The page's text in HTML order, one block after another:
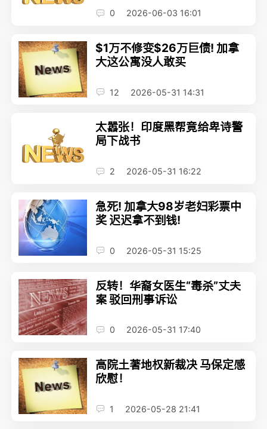
0 2026-06-03 16:01
$1万不修变$26万巨债! 加拿
大这公寓没人敢买
12 2026-05-31 14:31
太嚣张！印度黑帮竟给卑诗警
局下战书
2 2026-05-31 16:22
急死! 加拿大98岁老妇彩票中
奖 迟迟拿不到钱!
0 2026-05-31 15:25
反转！华裔女医生“毒杀”丈夫
案 驳回刑事诉讼
0 2026-05-31 17:40
高院土著地权新裁决 马保定感
欣慰！
1 2026-05-28 21:41